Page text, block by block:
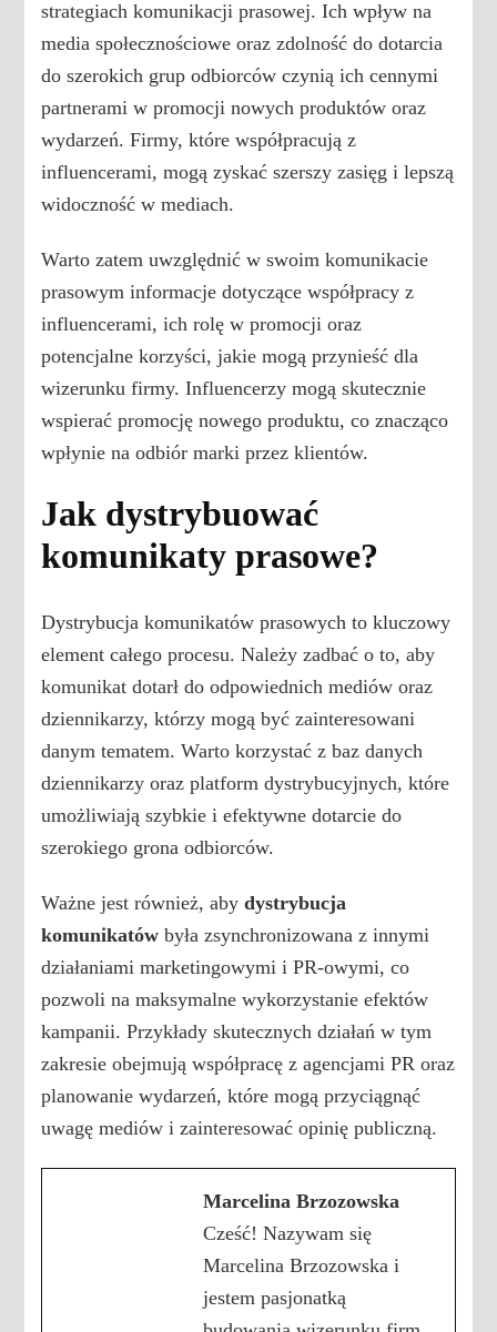
strategiach komunikacji prasowej. Ich wpływ na
media społecznościowe oraz zdolność do dotarcia
do szerokich grup odbiorców czynią ich cennymi
partnerami w promocji nowych produktów oraz
wydarzeń. Firmy, które współpracują z
influencerami, mogą zyskać szerszy zasięg i lepszą
widoczność w mediach.
Warto zatem uwzględnić w swoim komunikacie
prasowym informacje dotyczące współpracy z
influencerami, ich rolę w promocji oraz
potencjalne korzyści, jakie mogą przynieść dla
wizerunku firmy. Influencerzy mogą skutecznie
wspierać promocję nowego produktu, co znacząco
wpłynie na odbiór marki przez klientów.
Jak dystrybuować
komunikaty prasowe?
Dystrybucja komunikatów prasowych to kluczowy
element całego procesu. Należy zadbać o to, aby
komunikat dotarł do odpowiednich mediów oraz
dziennikarzy, którzy mogą być zainteresowani
danym tematem. Warto korzystać z baz danych
dziennikarzy oraz platform dystrybucyjnych, które
umożliwiają szybkie i efektywne dotarcie do
szerokiego grona odbiorców.
Ważne jest również, abydystrybucja
komunikatów była zsynchronizowana z innymi
działaniami marketingowymi i PR-owymi, co
pozwoli na maksymalne wykorzystanie efektów
kampanii. Przykłady skutecznych działań w tym
zakresie obejmują współpracę z agencjami PR oraz
planowanie wydarzeń, które mogą przyciągnąć
uwagę mediów i zainteresować opinię publiczną.
Marcelina Brzozowska
Cześć! Nazywam się
Marcelina Brzozowska i
jestem pasjonatką